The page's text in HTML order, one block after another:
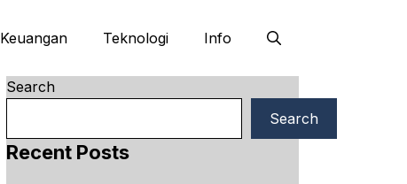
Keuangan Teknologi Info
Search
Search
Recent Posts